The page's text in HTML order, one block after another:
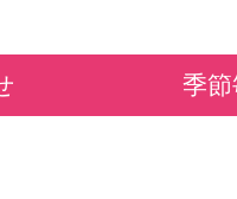
季